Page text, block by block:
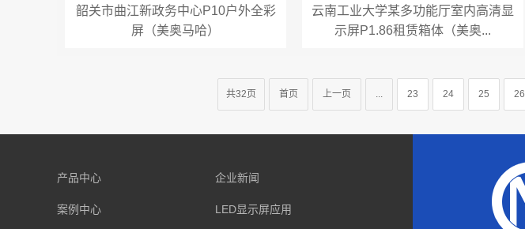
韶关市曲江新政务中心P10户外全彩
屏（美奥马哈）
云南工业大学某多功能厅室内高清显
示屏P1.86租赁箱体（美奥...
共32页 首页 上一页 ... 23 24 25 26
产品中心 企业新闻
案例中心 LED显示屏应用